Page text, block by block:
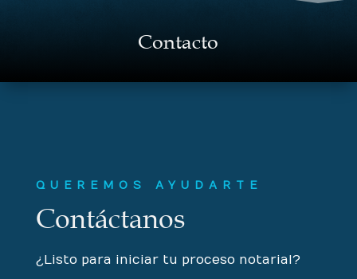
Contacto
QUEREMOS AYUDARTE
Contáctanos
¿Listo para iniciar tu proceso notarial?